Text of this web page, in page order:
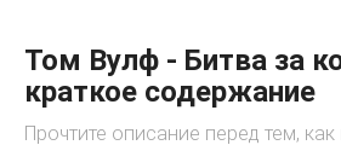
Том Вулф - Битва за
краткое содержание
Прочтите описание перед тем,